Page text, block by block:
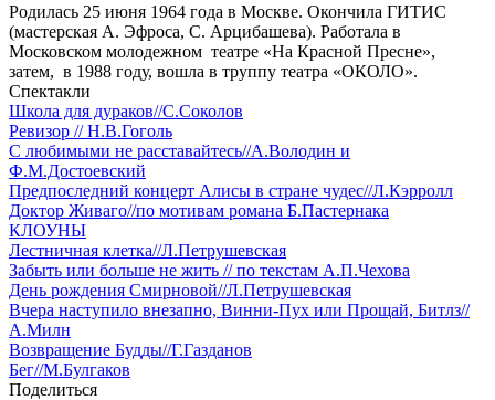
Родилась 25 июня 1964 года в Москве. Окончила ГИТИС
(мастерская А. Эфроса, С. Арцибашева). Работала в
Московском молодежном театре «На Красной Пресне»,
затем, в 1988 году, вошла в труппу театра «ОКОЛО».
Спектакли
Школа для дураков//С.Соколов
Ревизор // Н.В.Гоголь
С любимыми не расставайтесь//А.Володин и
Ф.М.Достоевский
Предпоследний концерт Алисы в стране чудес//Л.Кэрролл
Доктор Живаго//по мотивам романа Б.Пастернака
КЛОУНЫ
Лестничная клетка//Л.Петрушевская
Забыть или больше не жить // по текстам А.П.Чехова
День рождения Смирновой//Л.Петрушевская
Вчера наступило внезапно, Винни-Пух или Прощай, Битлз//
А.Милн
Возвращение Будды//Г.Газданов
Бег//М.Булгаков
Поделиться